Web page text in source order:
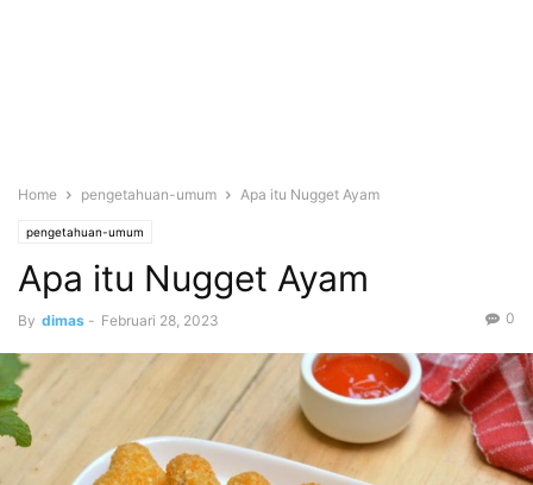
Home pengetahuan-umum Apa itu Nugget Ayam
pengetahuan-umum
Apa itu Nugget Ayam
By dimas - Februari 28, 2023 0